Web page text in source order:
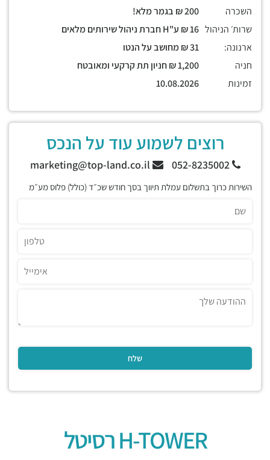
השכרה
שרות׳ הניהול
ארנונה:
חניה
זמינות
רוצים לשמוע עוד על הנכס
052-8235002
השירות כרוך בתשלום עמלת תיווך בסך חודש שכ״ד (כולל) פלוס מע״מ
H-TOWER רסיטל